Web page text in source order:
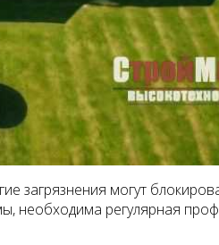
загрязнения могут
необходима регулярная